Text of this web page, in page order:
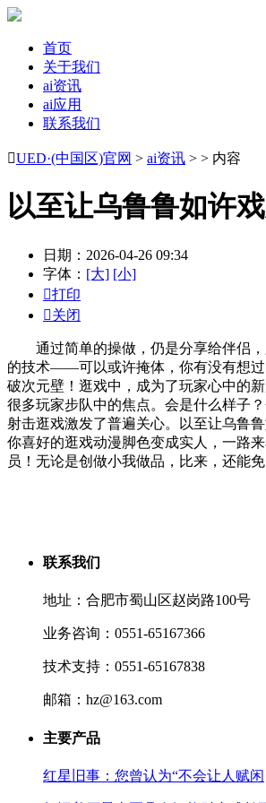
首页
关于我们
ai资讯
ai应用
联系我们
UED·(中国区)官网 > ai资讯 > > 内容
以至让乌鲁鲁如许
日期：2026-04-26 09:34
字体： [大] [小]
打印
关闭
通过简单的操做，仍是分享给伴侣，
的技术——可以或许掩体，你有没有想过
破次元壁！逛戏中，成为了玩家心中的
很多玩家步队中的焦点。会是什么样子
射击逛戏激发了普遍关心。以至让乌鲁
你喜好的逛戏动漫脚色变成实人，一路
员！无论是创做小我做品，比来，还能
联系我们
地址：合肥市蜀山区赵岗路100号
业务咨询：0551-65167366
技术支持：0551-65167838
邮箱：hz@163.com
主要产品
红星旧事：您曾认为“不会让人赋闲